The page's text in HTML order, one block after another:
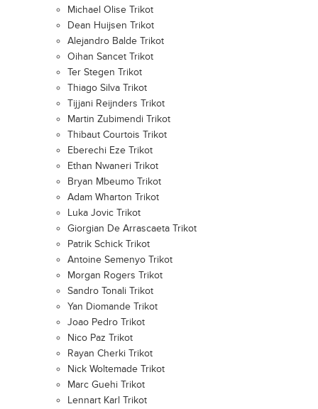
Michael Olise Trikot
Dean Huijsen Trikot
Alejandro Balde Trikot
Oihan Sancet Trikot
Ter Stegen Trikot
Thiago Silva Trikot
Tijjani Reijnders Trikot
Martin Zubimendi Trikot
Thibaut Courtois Trikot
Eberechi Eze Trikot
Ethan Nwaneri Trikot
Bryan Mbeumo Trikot
Adam Wharton Trikot
Luka Jovic Trikot
Giorgian De Arrascaeta Trikot
Patrik Schick Trikot
Antoine Semenyo Trikot
Morgan Rogers Trikot
Sandro Tonali Trikot
Yan Diomande Trikot
Joao Pedro Trikot
Nico Paz Trikot
Rayan Cherki Trikot
Nick Woltemade Trikot
Marc Guehi Trikot
Lennart Karl Trikot